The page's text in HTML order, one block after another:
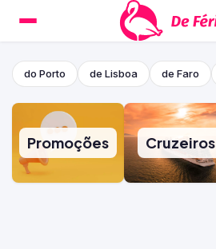
do Porto de Lisboa de Faro
Promoções Cruzeiros